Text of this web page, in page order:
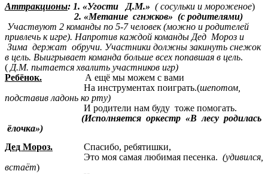
Аттракционы: 1. «Угости Д.М.» ( сосульки и мороженое)
2. «Метание сгнжков» (с родителями)
Участвуют 2 команды по 5-7 человек (можно и родителей
привлечь к игре). Напротив каждой команды Дед Мороз и
Зима держат обручи. Участники должны закинуть снежок
в цель. Выигрывает команда больше всех попавшая в цель.
( Д.М. пытается хвалить участников игр)
Ребёнок. А ещё мы можем с вами
На инструментах поиграть.(шепотом,
подставив ладонь ко рту)
И родители нам буду тоже помогать.
(Исполняется оркестр «В лесу родилась
ёлочка»)
Дед Мороз.
Спасибо, ребятишки,
Это моя самая любимая песенка. (удивился,
встаёт)